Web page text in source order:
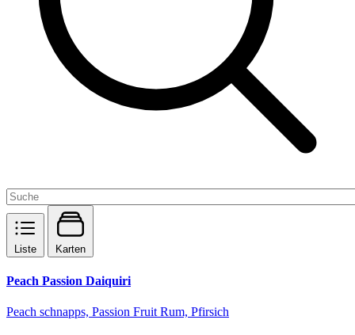
Liste Karten
Peach Passion Daiquiri
Peach schnapps, Passion Fruit Rum, Pfirsich